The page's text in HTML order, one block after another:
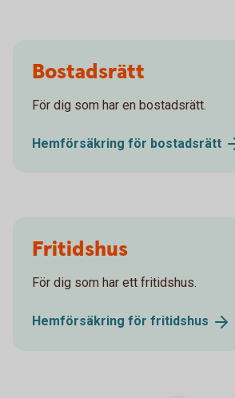
Bostadsrätt
För dig som har en bostadsrätt.
Hemförsäkring för bostadsrätt
Fritidshus
För dig som har ett fritidshus.
Hemförsäkring för fritidshus